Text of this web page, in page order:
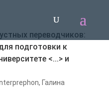
переводчиков:
подготовки к
<...> и
, Галина